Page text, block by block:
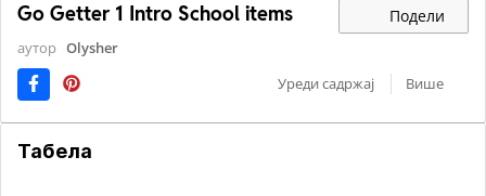
Go Getter 1 Intro School items Подели
аутор Olysher
Уреди садржај
Више
Табела